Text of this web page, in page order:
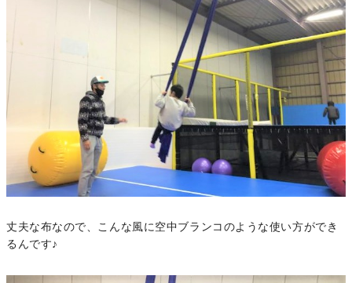
丈夫な布なので、こんな風に空中ブランコのような使い方ができ
るんです♪